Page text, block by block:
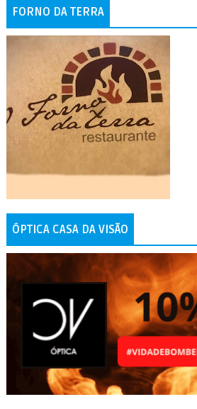
FORNO DA TERRA
ÓPTICA CASA DA VISÃO